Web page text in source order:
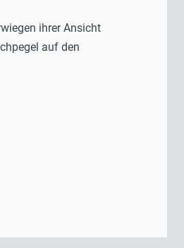
ihrer Ansicht
auf den